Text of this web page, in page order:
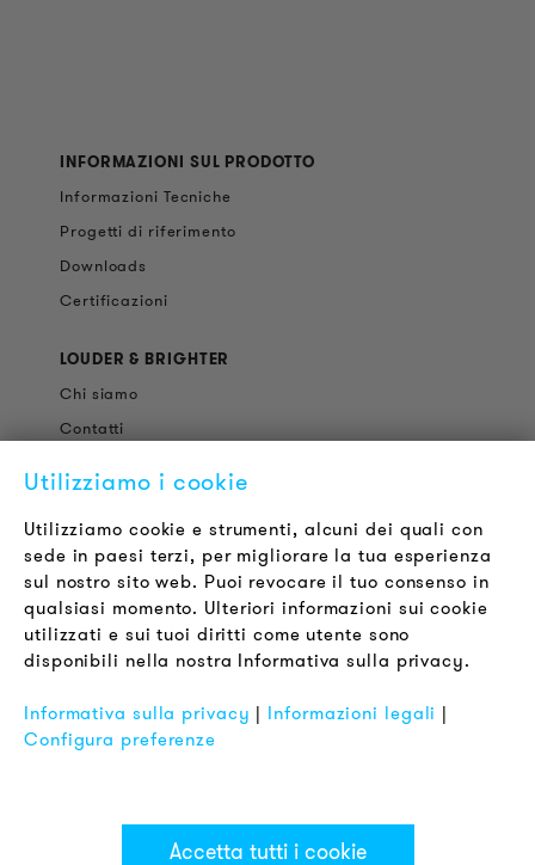
INFORMAZIONI SUL PRODOTTO
Informazioni Tecniche
Progetti di riferimento
Downloads
Certificazioni
LOUDER & BRIGHTER
Chi siamo
Contatti
Newsletter
LEGALE
Termini & Condizioni
Informativa sulla Privacy
Impronta
Utilizziamo i cookie
Utilizziamo cookie e strumenti, alcuni dei quali con
sede in paesi terzi, per migliorare la tua esperienza
sul nostro sito web. Puoi revocare il tuo consenso in
qualsiasi momento. Ulteriori informazioni sui cookie
utilizzati e sui tuoi diritti come utente sono
disponibili nella nostra Informativa sulla privacy.
Informativa sulla privacy | Informazioni legali |
Configura preferenze
Accetta tutti i cookie